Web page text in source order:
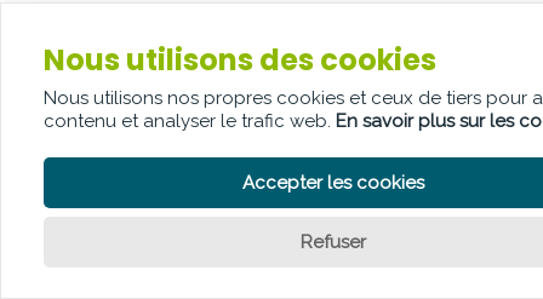
Nous utilisons des cookies
Nous utilisons nos propres cookies et ceux de tiers pour
contenu et analyser le trafic web. En savoir plus sur les
Accepter les cookies
Refuser